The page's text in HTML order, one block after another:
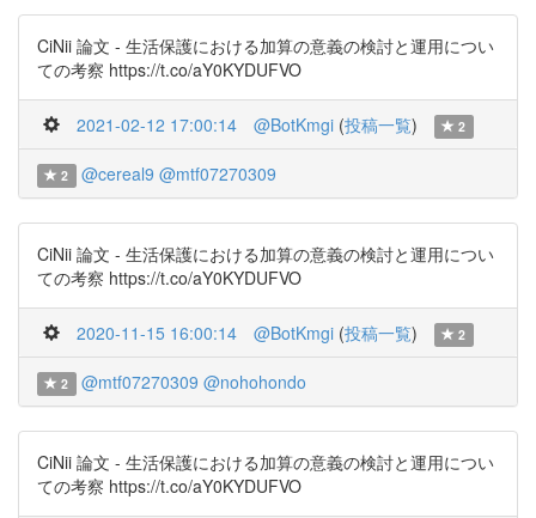
CiNii 論文 - 生活保護における加算の意義の検討と運用につい
ての考察 https://t.co/aY0KYDUFVO
2021-02-12 17:00:14 @BotKmgi (投稿一覧) 2
2 @cereal9 @mtf07270309
CiNii 論文 - 生活保護における加算の意義の検討と運用につい
ての考察 https://t.co/aY0KYDUFVO
2020-11-15 16:00:14 @BotKmgi (投稿一覧) 2
2 @mtf07270309 @nohohondo
CiNii 論文 - 生活保護における加算の意義の検討と運用につい
ての考察 https://t.co/aY0KYDUFVO